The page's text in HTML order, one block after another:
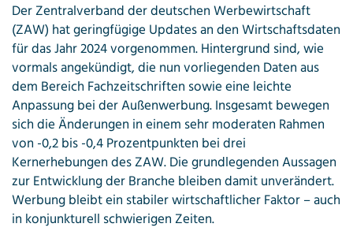
Der Zentralverband der deutschen Werbewirtschaft
(ZAW) hat geringfügige Updates an den Wirtschaftsdaten
für das Jahr 2024 vorgenommen. Hintergrund sind, wie
vormals angekündigt, die nun vorliegenden Daten aus
dem Bereich Fachzeitschriften sowie eine leichte
Anpassung bei der Außenwerbung. Insgesamt bewegen
sich die Änderungen in einem sehr moderaten Rahmen
von -0,2 bis -0,4 Prozentpunkten bei drei
Kernerhebungen des ZAW. Die grundlegenden Aussagen
zur Entwicklung der Branche bleiben damit unverändert.
Werbung bleibt ein stabiler wirtschaftlicher Faktor – auch
in konjunkturell schwierigen Zeiten.